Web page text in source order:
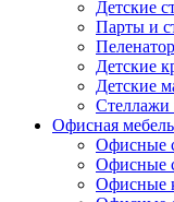
Детские
Парты и
Детские
Детские
Стеллажи
Офисная мебель
Офисные
Офисные
Офисные